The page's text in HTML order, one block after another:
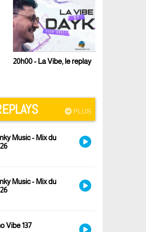
20h00 - La Vibe, le replay
PLUS
Music - Mix du
Music - Mix du
Vibe 137